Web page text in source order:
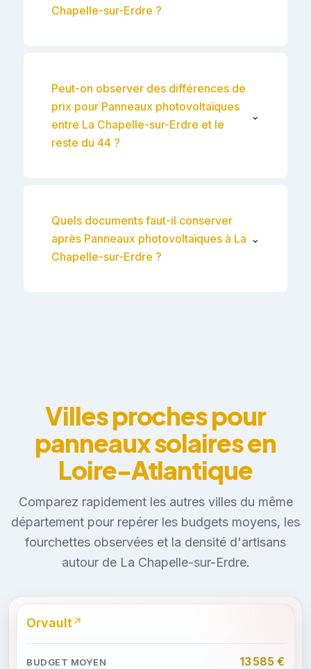
Chapelle-sur-Erdre ?
Peut-on observer des différences de
prix pour Panneaux photovoltaïques
entre La Chapelle-sur-Erdre et le
reste du 44 ?
⌄
Quels documents faut-il conserver
après Panneaux photovoltaïques à La
Chapelle-sur-Erdre ?
⌄
Villes proches pour
panneaux solaires en
Loire-Atlantique
Comparez rapidement les autres villes du même
département pour repérer les budgets moyens, les
fourchettes observées et la densité d'artisans
autour de La Chapelle-sur-Erdre.
Orvault
13 585 €